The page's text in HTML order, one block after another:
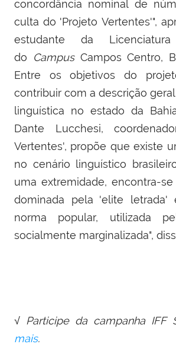
concordância nominal de
culta do 'Projeto Vertentes'",
estudante da
do
Campus Campos Centro,
Entre os objetivos do
contribuir com a descrição
linguística no estado da
Dante Lucchesi,
Vertentes', propõe que existe
no cenário linguístico
uma extremidade, encontra-
dominada pela 'elite letrada'
norma popular, utilizada
socialmente marginalizada",
√ Participe da campanha IFF
mais.